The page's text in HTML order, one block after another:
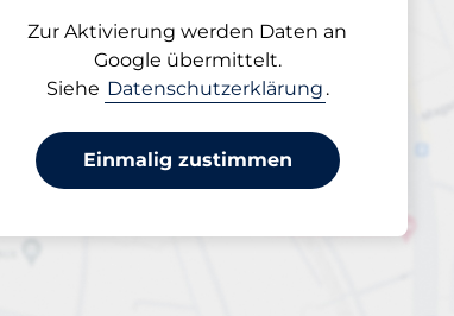
Zur Aktivierung werden Daten an
Google übermittelt.
Siehe Datenschutzerklärung .
Einmalig zustimmen
Geöffnet
Durchfahrtshöhe